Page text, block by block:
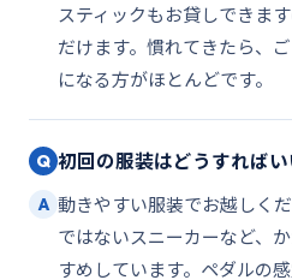
スティックもお貸しできま
だけます。慣れてきたら、
になる方がほとんどです。
Q 初回の服装はどうすればい
A 動きやすい服装でお越しく
ではないスニーカーなど、
すめしています。ペダルの